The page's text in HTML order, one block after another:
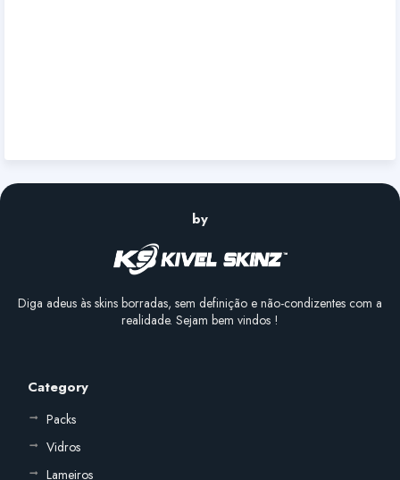
by
Diga adeus às skins borradas, sem definição e não-condizentes com a
realidade. Sejam bem vindos !
Category
Packs
Vidros
Lameiros